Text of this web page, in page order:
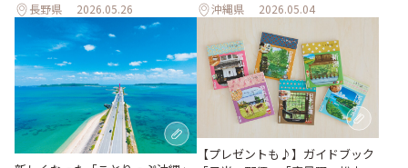
長野県 2026.05.26 沖縄県 2026.05.04
【プレゼントも♪】ガイドブック